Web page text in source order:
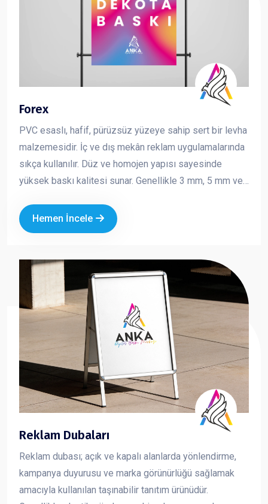
Forex
PVC esaslı, hafif, pürüzsüz yüzeye sahip sert bir levha
malzemesidir. İç ve dış mekân reklam uygulamalarında
sıkça kullanılır. Düz ve homojen yapısı sayesinde
yüksek baskı kalitesi sunar. Genellikle 3 mm, 5 mm ve
şekillendirilebilir bir yapıya sahiptir. Reklam ve tanıtım
çalışmalarında hem ekonomik hem de şık bir çözüm
ve profesyonel şekilde yansıtmanıza yardımcı olur.
Hemen İncele
Reklam Dubaları
Reklam dubası; açık ve kapalı alanlarda yönlendirme,
kampanya duyurusu ve marka görünürlüğü sağlamak
amacıyla kullanılan taşınabilir tanıtım ürünüdür.